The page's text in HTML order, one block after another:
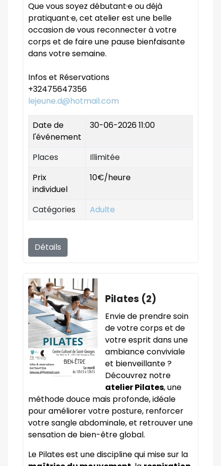
Que vous soyez débutant·e ou déjà
pratiquant·e, cet atelier est une belle
occasion de vous reconnecter à votre
corps et de faire une pause bienfaisante
dans votre semaine.
Infos et Réservations
+32475647356
lejeune.d@hotmail.com
Date de
l'événement
30-06-2026 11:00
Places
Illimitée
Prix
individuel
10€/heure
Catégories Adulte
Détails
Pilates (2)
Envie de prendre soin
de votre corps et de
votre esprit dans une
ambiance conviviale
et bienveillante ?
Découvrez notre
atelier Pilates, une
méthode douce mais profonde, idéale
pour améliorer votre posture, renforcer
votre sangle abdominale, et retrouver une
sensation de bien-être global.
Le Pilates est une discipline qui mise sur la